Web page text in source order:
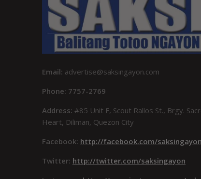
Email: advertise@saksingayon.com
Phone: 7757-2769
Address: #85 Unit F, Scout Rallos St., Brgy.
Heart, Diliman, Quezon City
Facebook: http://facebook.com/saksingayon
Twitter: http://twitter.com/saksingayon